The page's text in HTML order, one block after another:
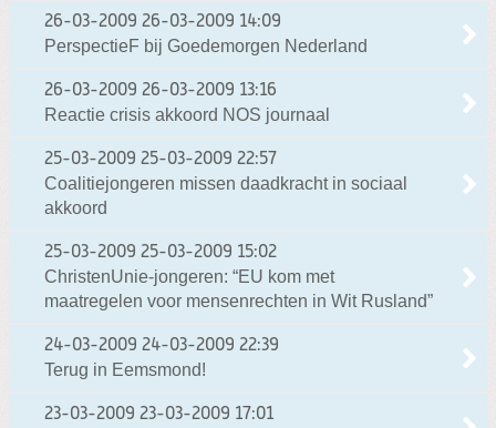
26-03-2009 26-03-2009 14:09
PerspectieF bij Goedemorgen Nederland
26-03-2009 26-03-2009 13:16
Reactie crisis akkoord NOS journaal
25-03-2009 25-03-2009 22:57
Coalitiejongeren missen daadkracht in sociaal
akkoord
25-03-2009 25-03-2009 15:02
ChristenUnie-jongeren: “EU kom met
maatregelen voor mensenrechten in Wit Rusland”
24-03-2009 24-03-2009 22:39
Terug in Eemsmond!
23-03-2009 23-03-2009 17:01